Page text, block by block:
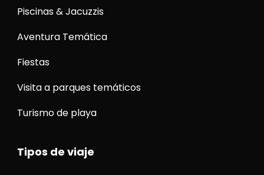
Piscinas & Jacuzzis
Aventura Temática
Fiestas
Visita a parques temáticos
Turismo de playa
Tipos de viaje